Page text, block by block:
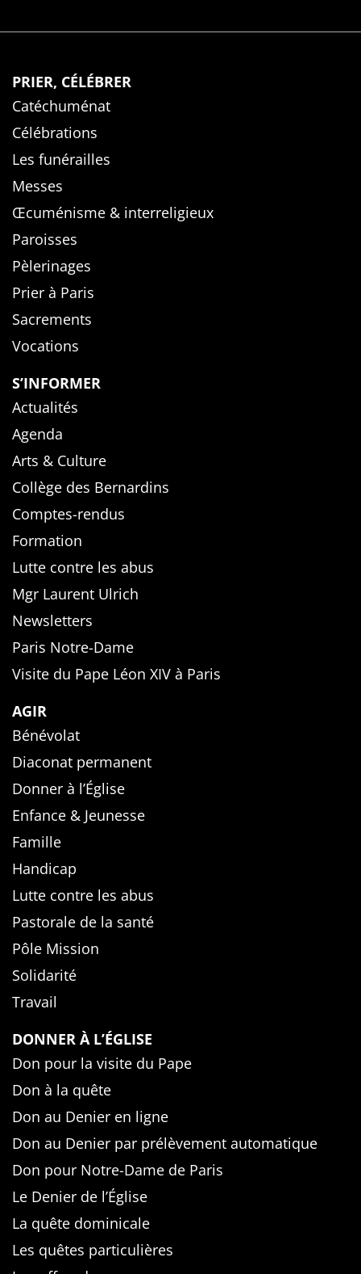
PRIER, CÉLÉBRER
Catéchuménat
Célébrations
Les funérailles
Messes
Œcuménisme & interreligieux
Paroisses
Pèlerinages
Prier à Paris
Sacrements
Vocations
S’INFORMER
Actualités
Agenda
Arts & Culture
Collège des Bernardins
Comptes-rendus
Formation
Lutte contre les abus
Mgr Laurent Ulrich
Newsletters
Paris Notre-Dame
Visite du Pape Léon XIV à Paris
AGIR
Bénévolat
Diaconat permanent
Donner à l’Église
Enfance & Jeunesse
Famille
Handicap
Lutte contre les abus
Pastorale de la santé
Pôle Mission
Solidarité
Travail
DONNER À L’ÉGLISE
Don pour la visite du Pape
Don à la quête
Don au Denier en ligne
Don au Denier par prélèvement automatique
Don pour Notre-Dame de Paris
Le Denier de l’Église
La quête dominicale
Les quêtes particulières